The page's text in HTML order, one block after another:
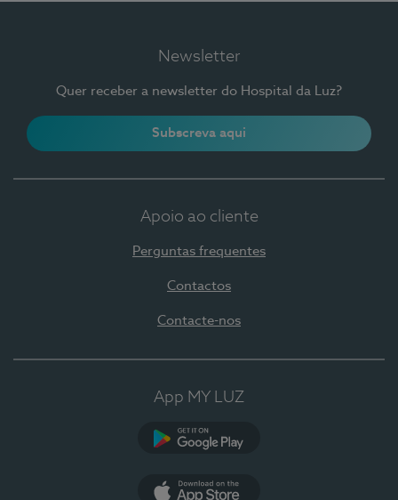
Newsletter
Quer receber a newsletter do Hospital da Luz?
Subscreva aqui
Apoio ao cliente
Perguntas frequentes
Contactos
Contacte-nos
App MY LUZ